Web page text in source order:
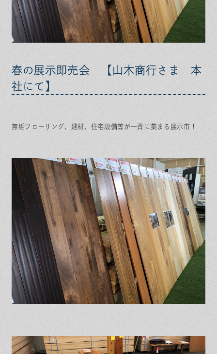
春の展示即売会 【山木商行さま 本
社にて】
無垢フローリング、建材、住宅設備等が一斉に集まる展示市！
In
st
ag
ra
m
Fa
ce
bo
ok
LI
N
E
Event Contact